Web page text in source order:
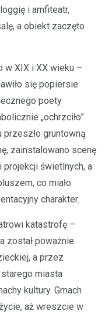
i amfiteatr,
a obiekt zaczęto
w XIX i XX wieku –
się popiersie
poety
„ochrzciło”
przeszło gruntowną
zainstalowano scenę
świetlnych, a
co miało
charakter.
katastrofę –
został poważnie
a przez
miasta
kultury. Gmach
aż wreszcie w